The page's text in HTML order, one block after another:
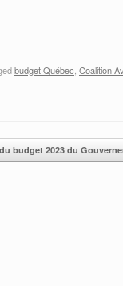
budget Québec Coalition
budget 2023 du